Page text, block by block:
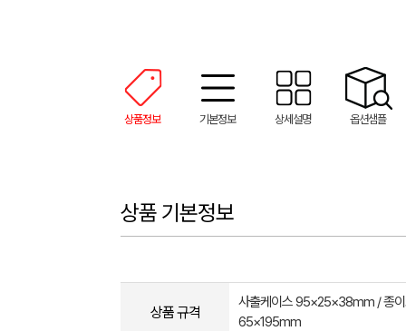
상품정보 기본정보 상세설명 옵션샘플
상품 기본정보
상품 규격
사출케이스 95×25×38mm / 종
65×195mm